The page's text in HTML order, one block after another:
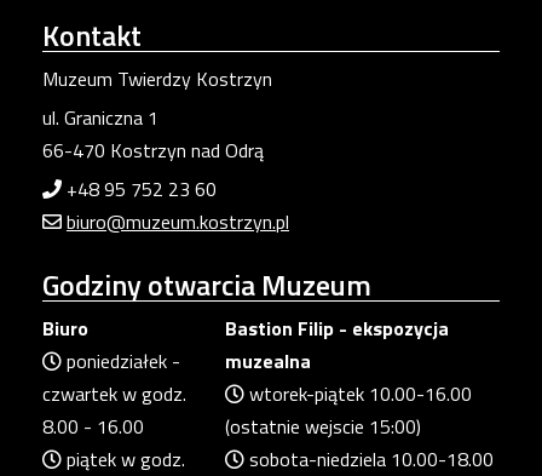
Kontakt
Muzeum Twierdzy Kostrzyn
ul. Graniczna 1
66-470 Kostrzyn nad Odrą
+48 95 752 23 60
biuro@muzeum.kostrzyn.pl
Godzinyotwarcia Muzeum
Biuro
poniedziałek -
czwartek w godz.
8.00 - 16.00
piątek w godz.
Bastion Filip - ekspozycja
muzealna
wtorek-piątek 10.00-16.00
(ostatnie wejscie 15:00)
sobota-niedziela 10.00-18.00